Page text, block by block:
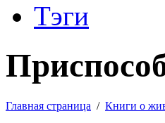
Тэги
Главная страница / Книги о